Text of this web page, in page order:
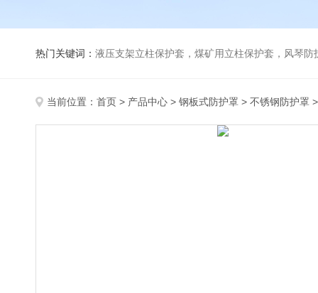
热门关键词： 液压支架立柱保护套，煤矿用立柱保护套，风琴
当前位置： 首页 > 产品中心 > 钢板式防护罩 > 不锈钢防护罩